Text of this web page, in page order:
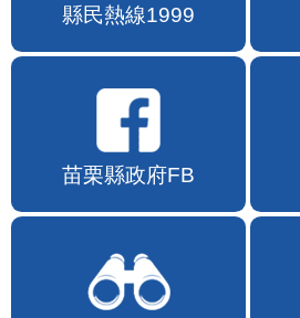
縣民熱線1999
苗栗縣政府FB